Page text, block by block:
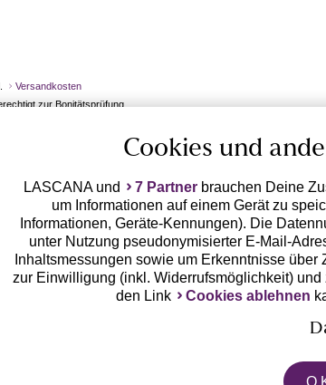
Versandkosten
zur Bonitätsprüfung
Cookies und
LASCANA und 7 Partnerbrauchen Deine
um Informationen auf einem Gerät zu
Informationen, Geräte-Kennungen). Die
unter Nutzung pseudonymisierter E-Mail-
Inhaltsmessungen sowie um Erkenntnisse
zur Einwilligung (inkl. Widerrufsmöglichkeit)
den Link
Cookies ablehnen
LASCANA arbeitet mit Partnern zusammen, die